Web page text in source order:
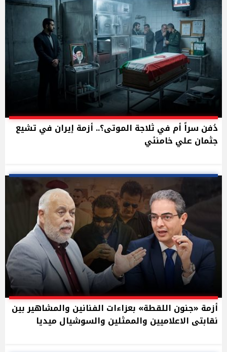
دُفن سراً أم في ثلاجة الموتى؟.. أزمة إيران في تشيع
جثمان علي خامنئي
أزمة «جنون اللقطة» بعزاءات الفنانين والمشاهير بين
نقابتى الاعلاميين والممثلين والسوشيال ميديا